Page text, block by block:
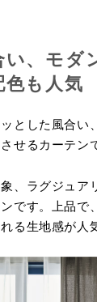
い、モダ
色も人気
とした風合い
せるカーテン
、ラグジュア
です。上品で
る生地感が人